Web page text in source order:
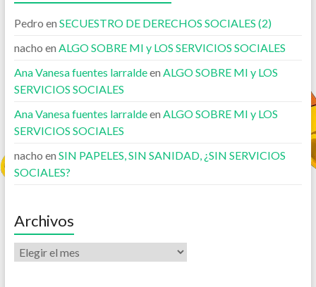
Pedro en SECUESTRO DE DERECHOS SOCIALES (2)
nacho en ALGO SOBRE MI y LOS SERVICIOS SOCIALES
Ana Vanesa fuentes larraldeen ALGO SOBRE MI y LOS
SERVICIOS SOCIALES
Ana Vanesa fuentes larraldeen ALGO SOBRE MI y LOS
SERVICIOS SOCIALES
nacho en SIN PAPELES, SIN SANIDAD, ¿SIN SERVICIOS
SOCIALES?
Archivos